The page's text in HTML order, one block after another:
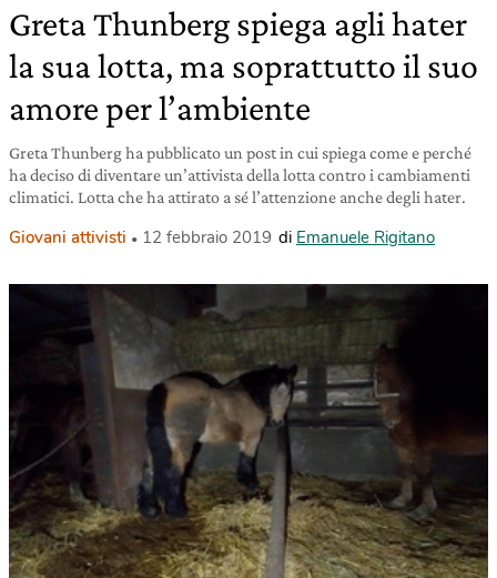
Greta Thunberg spiega agli hater
la sua lotta, ma soprattutto il suo
amore per l’ambiente
Greta Thunberg ha pubblicato un post in cui spiega come e perché
ha deciso di diventare un’attivista della lotta contro i cambiamenti
climatici. Lotta che ha attirato a sé l’attenzione anche degli hater.
Giovani attivisti 12 febbraio 2019 di Emanuele Rigitano